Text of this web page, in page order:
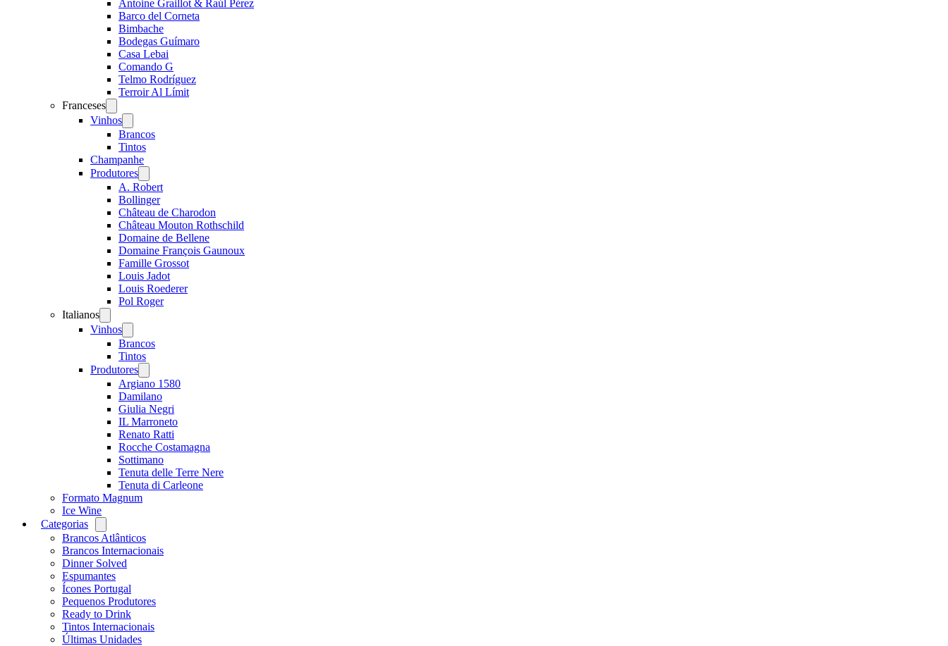
Antoine Graillot & Raúl Pérez
Barco del Corneta
Bimbache
Bodegas Guímaro
Casa Lebai
Comando G
Telmo Rodríguez
Terroir Al Límit
Franceses
menu
Vinhos
menu
Brancos
Tintos
Champanhe
Produtores
menu
A. Robert
Bollinger
Château de Charodon
Château Mouton Rothschild
Domaine de Bellene
Domaine François Gaunoux
Famille Grossot
Louis Jadot
Louis Roederer
Pol Roger
Italianos
menu
Vinhos
menu
Brancos
Tintos
Produtores
menu
Argiano 1580
Damilano
Giulia Negri
IL Marroneto
Renato Ratti
Rocche Costamagna
Sottimano
Tenuta delle Terre Nere
Tenuta di Carleone
Formato Magnum
Ice Wine
Categorias
menu
Brancos Atlânticos
Brancos Internacionais
Dinner Solved
Espumantes
Ícones Portugal
Pequenos Produtores
Ready to Drink
Tintos Internacionais
Últimas Unidades